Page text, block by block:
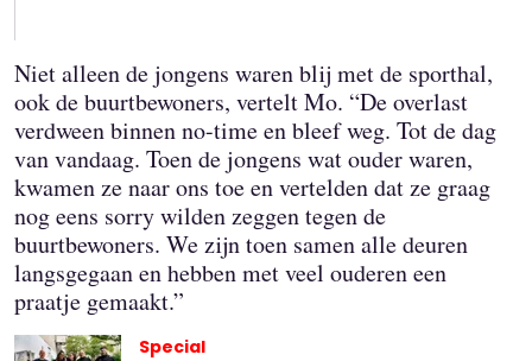
Niet alleen de jongens waren blij met de sporthal,
ook de buurtbewoners, vertelt Mo. “De overlast
verdween binnen no-time en bleef weg. Tot de dag
van vandaag. Toen de jongens wat ouder waren,
kwamen ze naar ons toe en vertelden dat ze graag
nog eens sorry wilden zeggen tegen de
buurtbewoners. We zijn toen samen alle deuren
langsgegaan en hebben met veel ouderen een
praatje gemaakt.”
Special